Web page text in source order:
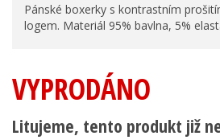
Pánské boxerky s kontrastním
logem. Materiál 95% bavlna, 5%
VYPRODÁNO
Litujeme, tento produkt již